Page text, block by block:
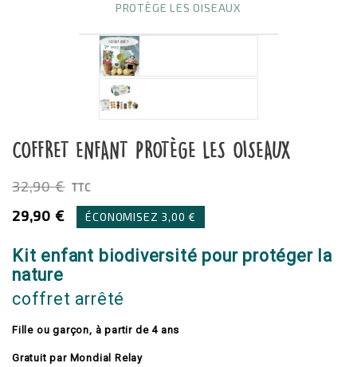
PROTÈGE LES OISEAUX
COFFRET ENFANT PROTÈGE LES OISEAUX
32,90 €
29,90 €
ÉCONOMISEZ 3,00 €
TTC
Kit enfant biodiversité pour protéger la
nature
coffret arrêté
Fille ou garçon, à partir de 4 ans
Gratuit par Mondial Relay